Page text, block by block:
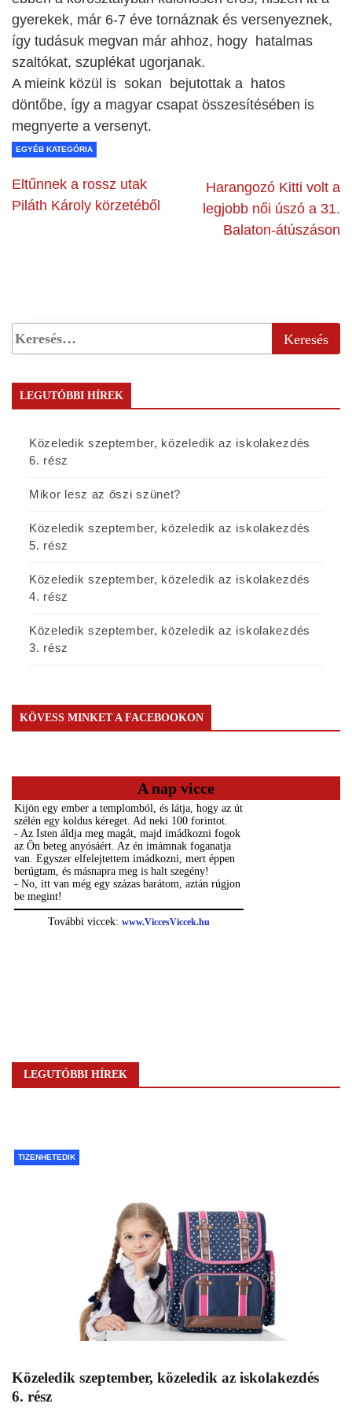
gyerekek, már 6-7 éve tornáznak és versenyeznek,
így tudásuk megvan már ahhoz, hogy hatalmas
szaltókat, szuplékat ugorjanak.
A mieink közül is sokan bejutottak a hatos
döntőbe, így a magyar csapat összesítésében is
megnyerte a versenyt.
EGYÉB KATEGÓRIA
Eltűnnek a rossz utak
Piláth Károly körzetéből
Harangozó Kitti volt a
legjobb női úszó a 31.
Balaton-átúszáson
LEGUTÓBBI HÍREK
Közeledik szeptember, közeledik az iskolakezdés
6. rész
Mikor lesz az őszi szünet?
Közeledik szeptember, közeledik az iskolakezdés
5. rész
Közeledik szeptember, közeledik az iskolakezdés
4. rész
Közeledik szeptember, közeledik az iskolakezdés
3. rész
KÖVESS MINKET A FACEBOOKON
A nap vicce
LEGUTÓBBI HÍREK
TIZENHETEDIK
Közeledik szeptember, közeledik az iskolakezdés
6. rész